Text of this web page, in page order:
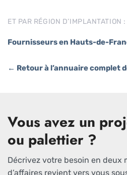
ET PAR RÉGION D’IMPLANTATION :
Fournisseurs en Hauts-de-
← Retour à l’annuaire complet
Vous avez un
ou palettier ?
Décrivez votre besoin en deux
d’affaires revient vers vous